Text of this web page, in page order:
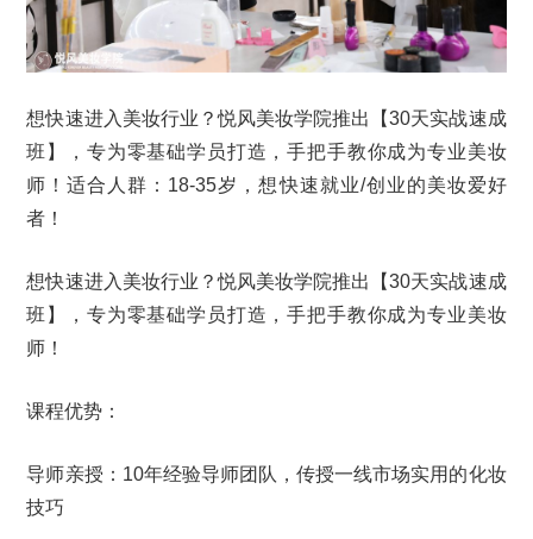
想快速进入美妆行业？悦风美妆学院推出【30天实战速成
班】，专为零基础学员打造，手把手教你成为专业美妆
师！适合人群：18-35岁，想快速就业/创业的美妆爱好
者！
想快速进入美妆行业？悦风美妆学院推出【30天实战速成
班】，专为零基础学员打造，手把手教你成为专业美妆
师！
课程优势：
导师亲授：10年经验导师团队，传授一线市场实用的化妆
技巧